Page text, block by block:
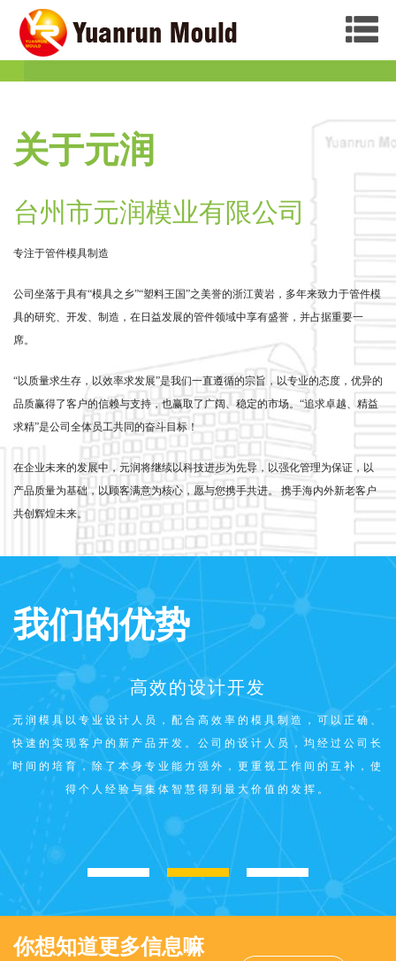
关于元润
台州市元润模业有限公司
专注于管件模具制造
公司坐落于具有“模具之乡”“塑料王国”之美誉的浙江黄岩，多年来致力于管件模
具的研究、开发、制造，在日益发展的管件领域中享有盛誉，并占据重要一
席。
“以质量求生存，以效率求发展”是我们一直遵循的宗旨，以专业的态度，优异的
品质赢得了客户的信赖与支持，也赢取了广阔、稳定的市场。“追求卓越、精益
求精”是公司全体员工共同的奋斗目标！
在企业未来的发展中，元润将继续以科技进步为先导，以强化管理为保证，以
产品质量为基础，以顾客满意为核心，愿与您携手共进。 携手海内外新老客户
共创辉煌未来。
我们的优势
高效的设计开发
元润模具以专业设计人员，配合高效率的模具制造，可以正确、
快速的实现客户的新产品开发。公司的设计人员，均经过公司长
时间的培育，除了本身专业能力强外，更重视工作间的互补，使
得个人经验与集体智慧得到最大价值的发挥。
你想知道更多信息嘛